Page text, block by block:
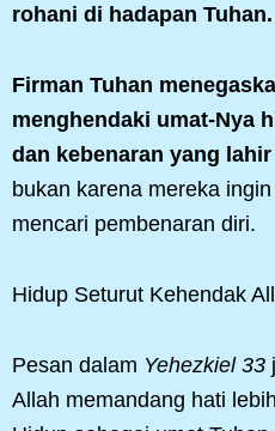
rohani di hadapan Tuhan.
Firman Tuhan
menghendaki umat-Nya
dan kebenaran yang
bukan karena mereka
mencari pembenaran diri.
Hidup Seturut Kehendak
Pesan dalam Yehezkiel 33
Allah memandang hati